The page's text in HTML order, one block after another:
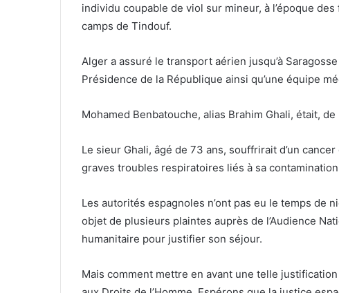
individu coupable de viol sur mineur, à l’époque
camps de Tindouf.
Alger a assuré le transport aérien jusqu’à
Présidence de la République ainsi qu’une équipe
Mohamed Benbatouche, alias Brahim Ghali, était,
Le sieur Ghali, âgé de 73 ans, souffrirait d’un
graves troubles respiratoires liés à sa contamination
Les autorités espagnoles n’ont pas eu le temps de
objet de plusieurs plaintes auprès de l’Audience
humanitaire pour justifier son séjour.
Mais comment mettre en avant une telle